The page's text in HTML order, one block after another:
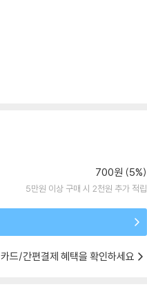
700원 (5%)
5만원 이상 구매 시 2천원 추가 적립
카드/간편결제 혜택을 확인하세요